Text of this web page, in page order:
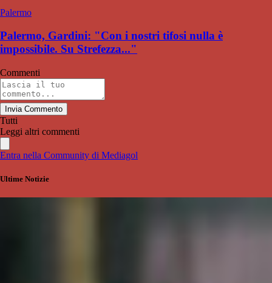
Palermo
Palermo, Gardini: "Con i nostri tifosi nulla è
impossibile. Su Strefezza..."
Commenti
Invia Commento
Tutti
Leggi altri commenti
Entra nella Community di Mediagol
Ultime Notizie